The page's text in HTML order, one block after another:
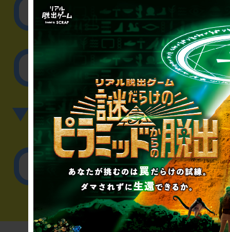
取材に関するお
その他のご相談／
▼英語、中国語でのお問
English／